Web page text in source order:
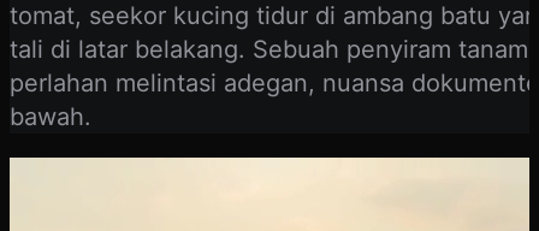
tomat, seekor kucing tidur di ambang batu
tali di latar belakang. Sebuah penyiram
perlahan melintasi adegan, nuansa
bawah.